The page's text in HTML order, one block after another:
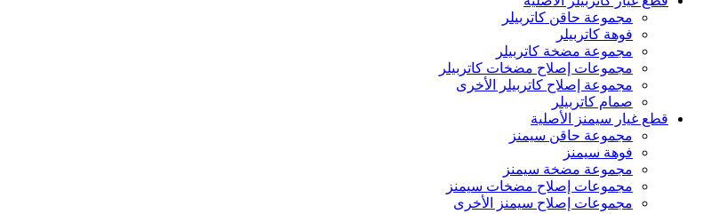
مجموعة حاقن كاتربيلر
فوهة كاتربيلر
مجموعة مضخة كاتربيلر
مجموعات إصلاح مضخات كاتربيلر
مجموعة إصلاح كاتربيلر الأخرى
صمام كاتربيلر
قطع غيار سيمنز الأصلية
مجموعة حاقن سيمنز
فوهة سيمنز
مجموعة مضخة سيمنز
مجموعات إصلاح مضخات سيمنز
مجموعات إصلاح سيمنز الأخرى